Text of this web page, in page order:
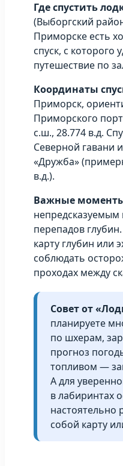
Где спустить
(Выборгский
Приморске есть
спуск, с которого
путешествие по
Координаты
Приморск,
Приморского
с.ш., 28.774 в.д.
Северной гавани
«Дружба»
в.д.).
Важные
непредсказуемым
перепадов
карту глубин или
соблюдать
проходах между
Совет от
планируете
по шхерам,
прогноз
топливом —
А для
в лабиринтах
настоятельно
собой карту